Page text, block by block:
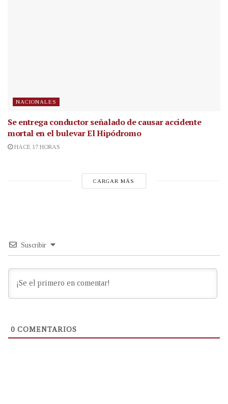
NACIONALES
Se entrega conductor señalado de causar accidente
mortal en el bulevar El Hipódromo
HACE 17 HORAS
CARGAR MÁS
Suscribir
0 COMENTARIOS